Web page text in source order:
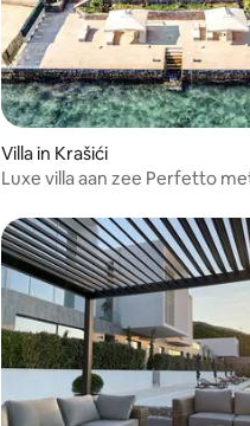
Villa in Krašići
Luxe villa aan zee Perfetto